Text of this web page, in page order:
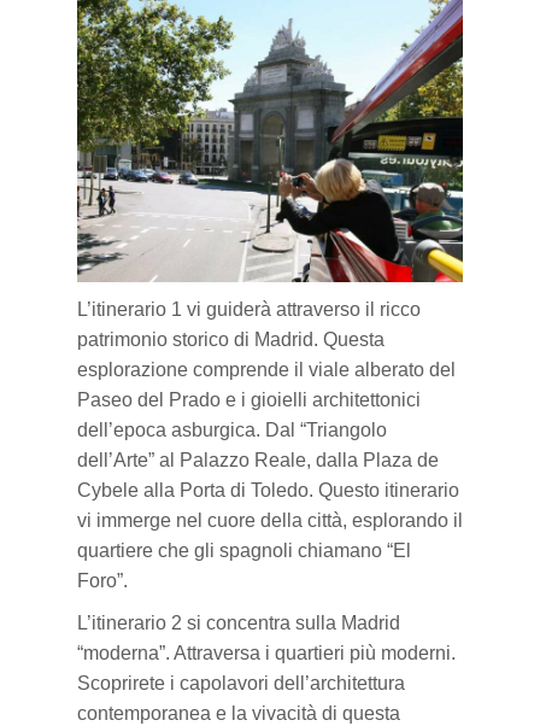
L’itinerario 1 vi guiderà attraverso il ricco
patrimonio storico di Madrid. Questa
esplorazione comprende il viale alberato del
Paseo del Prado e i gioielli architettonici
dell’epoca asburgica. Dal “Triangolo
dell’Arte” al Palazzo Reale, dalla Plaza de
Cybele alla Porta di Toledo. Questo itinerario
vi immerge nel cuore della città, esplorando il
quartiere che gli spagnoli chiamano “El
Foro”.
L’itinerario 2 si concentra sulla Madrid
“moderna”. Attraversa i quartieri più moderni.
Scoprirete i capolavori dell’architettura
contemporanea e la vivacità di questa